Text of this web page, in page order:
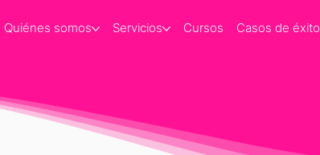
Quiénes somos Servicios Cursos Casos de éxito